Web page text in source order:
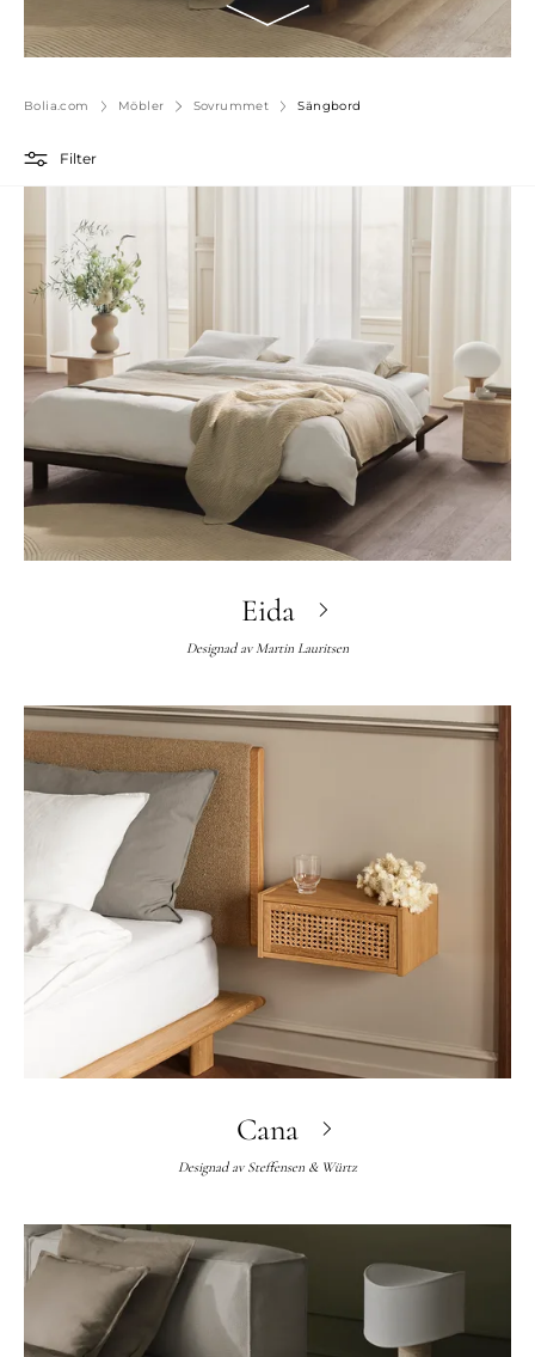
Bolia.com Möbler Sovrummet Sängbord
Filter
Eida
Designad av Martin Lauritsen
Cana
Designad av Steffensen & Würtz